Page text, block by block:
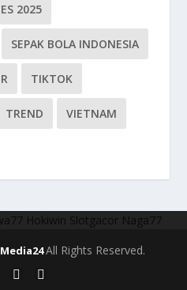
2025
SEPAK BOLA INDONESIA
TIKTOK
TREND VIETNAM
Hokiwin Slotgacor Naga77
All Rights Reserved.